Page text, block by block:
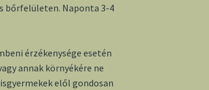
bőrfelületen. Naponta 3-4
érzékenysége esetén
annak környékére ne
elől gondosan